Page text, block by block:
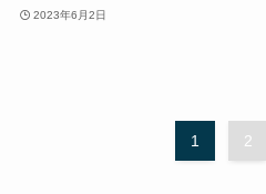
2023年6月2日
1 2